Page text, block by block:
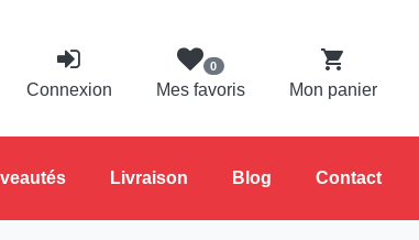
Connexion
0
Mes favoris Mon panier
Livraison Blog Contact